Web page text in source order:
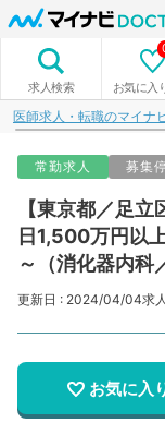
求人検索 お気に入
医師求人・転職のマイナ
常勤求人 募集
【東京都／足
日1,500万円以
～（消化器内科
更新日 : 2024/04/04求
お気に入